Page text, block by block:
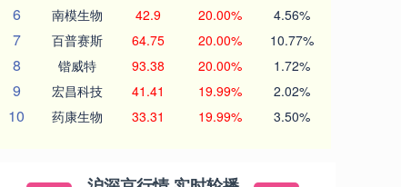
6 南模生物 42.9 20.00% 4.56%
7 百普赛斯 64.75 20.00% 10.77%
8 锴威特 93.38 20.00% 1.72%
9 宏昌科技 41.41 19.99% 2.02%
10 药康生物 33.31 19.99% 3.50%